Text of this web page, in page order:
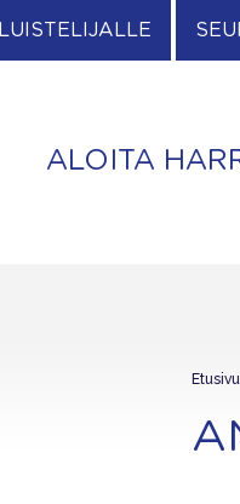
LUISTELIJALLE
ALOITA
Etusivu